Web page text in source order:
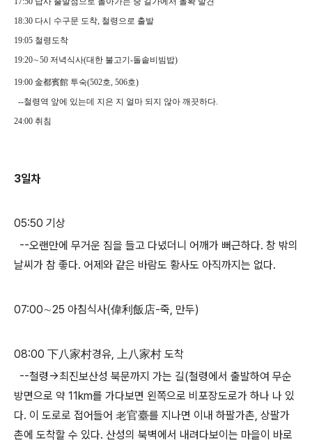
18:30 다시 수구문 도착, 철령으로 출발
19:05 철령도착
19:20∼50 저녁식사(대한 불고기-돌솥비빔밥)
19:00 金都賓館 투숙(502호, 506호)
--철령역 앞에 있는데 지은 지 얼마 되지 않아 깨끗하다.
24:00 취침
3일차
05:50 기상
--오랜만에 무거운 짐을 들고 다녔더니 어깨가 뻐근하다. 창 밖의
날씨가 참 좋다. 어제와 같은 바람도 황사도 아직까지는 없다.
07:00∼25 아침식사(偉利飯店-죽, 만두)
08:00 下八家村경유, 上八家村 도착
--철령→최진보산성 북문까지 가는 길(철령에서 출발하여 무순
방면으로 약 11km를 가다보면 왼쪽으로 비포장도로가 하나 나 있
다. 이 도로로 접어들어 老官臺를 지나면 이내 하팔가촌, 상팔가
촌에 도착할 수 있다. 산성의 북벽에서 내려다보이는 마을이 바로